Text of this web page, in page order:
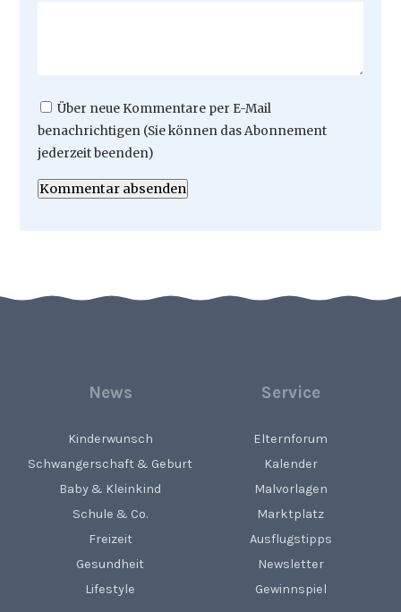
Über neue Kommentare per E-Mail
benachrichtigen (Sie können das Abonnement
jederzeit beenden)
Kommentar absenden
News
Kinderwunsch
Schwangerschaft & Geburt
Baby & Kleinkind
Schule & Co.
Freizeit
Gesundheit
Lifestyle
Service
Elternforum
Kalender
Malvorlagen
Marktplatz
Ausflugstipps
Newsletter
Gewinnspiel